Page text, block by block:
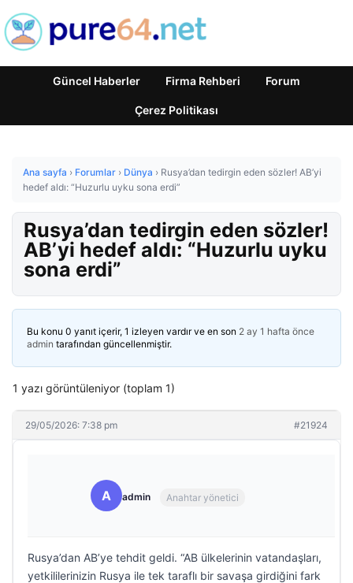
Güncel Haberler Firma Rehberi Forum
Çerez Politikası
Ana sayfa › Forumlar › Dünya › Rusya’dan tedirgin eden sözler! AB’yi
hedef aldı: “Huzurlu uyku sona erdi”
Rusya’dan tedirgin eden sözler!
AB’yi hedef aldı: “Huzurlu uyku
sona erdi”
Bu konu 0 yanıt içerir, 1 izleyen vardır ve en son 2 ay 1 hafta önce
admin tarafından güncellenmiştir.
1 yazı görüntüleniyor (toplam 1)
29/05/2026: 7:38 pm #21924
A admin Anahtar yönetici
Rusya’dan AB’ye tehdit geldi. “AB ülkelerinin vatandaşları,
yetkililerinizin Rusya ile tek taraflı bir savaşa girdiğini fark